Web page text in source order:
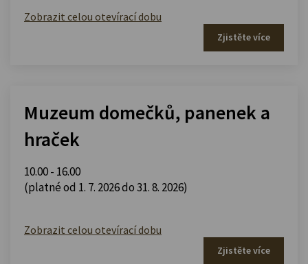
Zobrazit celou otevírací dobu
Zjistěte více
Muzeum domečků, panenek a
hraček
10.00 - 16.00
(platné od 1. 7. 2026 do 31. 8. 2026)
Zobrazit celou otevírací dobu
Zjistěte více